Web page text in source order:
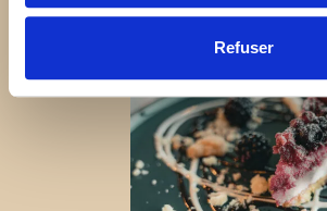
Refuser